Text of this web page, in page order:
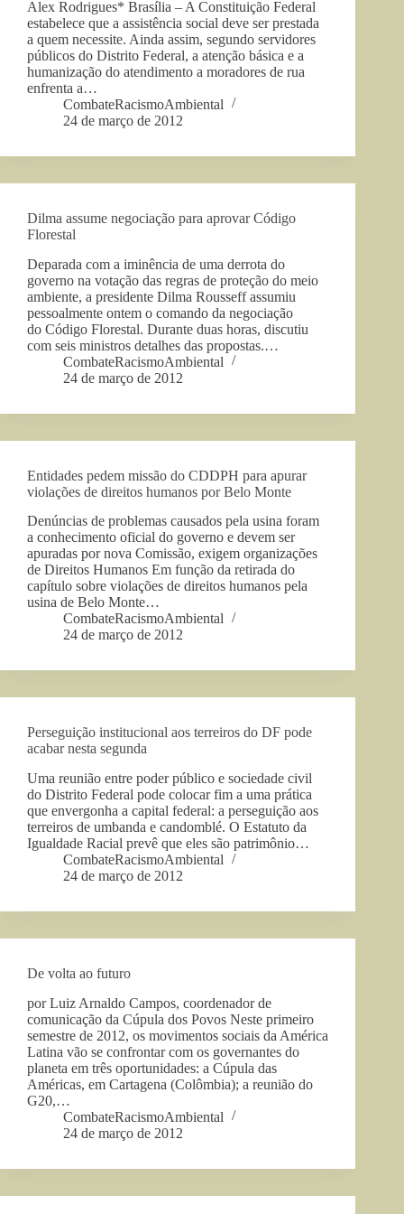
Alex Rodrigues* Brasília – A Constituição Federal
estabelece que a assistência social deve ser prestada
a quem necessite. Ainda assim, segundo servidores
públicos do Distrito Federal, a atenção básica e a
humanização do atendimento a moradores de rua
enfrenta a…
CombateRacismoAmbiental
24 de março de 2012
Dilma assume negociação para aprovar Código
Florestal
Deparada com a iminência de uma derrota do
governo na votação das regras de proteção do meio
ambiente, a presidente Dilma Rousseff assumiu
pessoalmente ontem o comando da negociação
do Código Florestal. Durante duas horas, discutiu
com seis ministros detalhes das propostas.…
CombateRacismoAmbiental
24 de março de 2012
Entidades pedem missão do CDDPH para apurar
violações de direitos humanos por Belo Monte
Denúncias de problemas causados pela usina foram
a conhecimento oficial do governo e devem ser
apuradas por nova Comissão, exigem organizações
de Direitos Humanos Em função da retirada do
capítulo sobre violações de direitos humanos pela
usina de Belo Monte…
CombateRacismoAmbiental
24 de março de 2012
Perseguição institucional aos terreiros do DF pode
acabar nesta segunda
Uma reunião entre poder público e sociedade civil
do Distrito Federal pode colocar fim a uma prática
que envergonha a capital federal: a perseguição aos
terreiros de umbanda e candomblé. O Estatuto da
Igualdade Racial prevê que eles são patrimônio…
CombateRacismoAmbiental
24 de março de 2012
De volta ao futuro
por Luiz Arnaldo Campos, coordenador de
comunicação da Cúpula dos Povos Neste primeiro
semestre de 2012, os movimentos sociais da América
Latina vão se confrontar com os governantes do
planeta em três oportunidades: a Cúpula das
Américas, em Cartagena (Colômbia); a reunião do
G20,…
CombateRacismoAmbiental
24 de março de 2012